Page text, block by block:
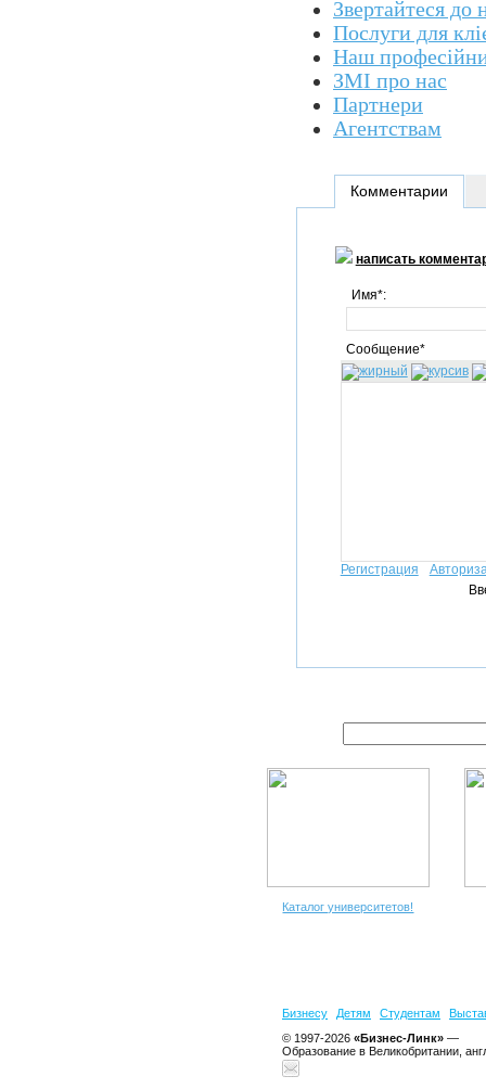
Звертайтеся до
Послуги для
Наш
ЗМІ про нас
Партнери
Агентствам
Комментарии
написать
Имя*:
Сообщение*
Регистрация
Каталог университетов!
Бизнесу Детям Студентам
© 1997-2026 «Бизнес-Линк» —
Образование в Великобритании,